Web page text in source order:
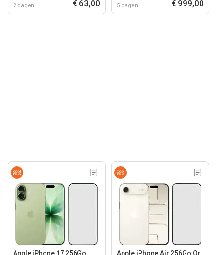
2 dagen € 63,00 5 dagen € 999,00
Apple iPhone 17 256Go Apple iPhone Air 256Go Or